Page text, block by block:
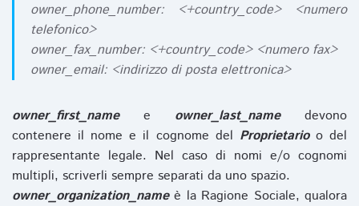
owner_phone_number: <+country_code> <numero
telefonico>
owner_fax_number: <+country_code> <numero fax>
owner_email: <indirizzo di posta elettronica>
owner_first_namee owner_last_namedevono
contenere il nome e il cognome del Proprietarioo del
rappresentante legale. Nel caso di nomi e/o cognomi
multipli, scriverli sempre separati da uno spazio.
owner_organization_nameè la Ragione Sociale, qualora